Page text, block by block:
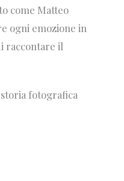
come Matteo
ogni emozione in
raccontare il
fotografica